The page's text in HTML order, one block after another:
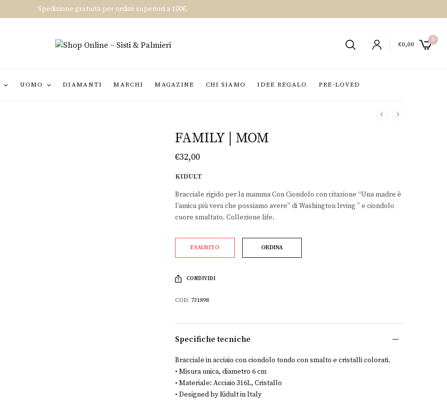
Spedizione gratuita per ordini superiori a 100€.
€0,00
0
UOMO DIAMANTI MARCHI MAGAZINE CHI SIAMO IDEE REGALO PRE-LOVED
FAMILY | MOM
€32,00
KIDULT
Bracciale rigido per la mamma Con Ciondolo con citazione “Una madre è
l’amica più vera che possiamo avere” di Washington Irving ” e ciondolo
cuore smaltato. Collezione life.
ESAURITO ORDINA
CONDIVIDI
COD: 731898
Specifiche tecniche
Bracciale in acciaio con ciondolo tondo con smalto e cristalli colorati.
• Misura unica, diametro 6 cm
• Materiale: Acciaio 316L, Cristallo
• Designed by Kidult in Italy